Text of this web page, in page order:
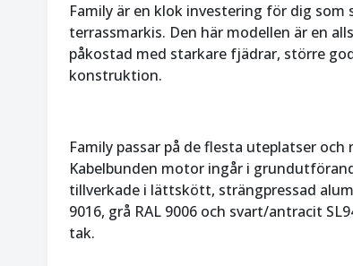
Family är en klok investering för dig
terrassmarkis. Den här modellen är en
påkostad med starkare fjädrar, större
konstruktion.
Family passar på de flesta uteplatser
Kabelbunden motor ingår i
tillverkade i lättskött, strängpressad
9016, grå RAL 9006 och svart/antracit
tak.